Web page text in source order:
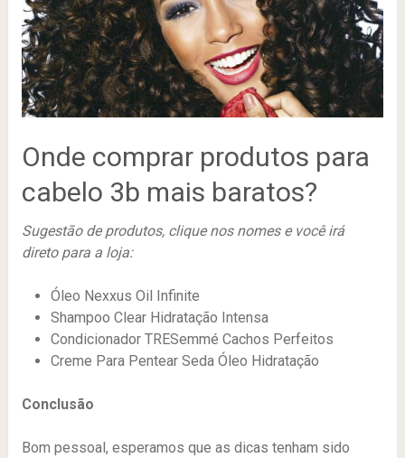
Onde comprar produtos para
cabelo 3b mais baratos?
Sugestão de produtos, clique nos nomes e você irá
direto para a loja:
Óleo Nexxus Oil Infinite
Shampoo Clear Hidratação Intensa
Condicionador TRESemmé Cachos Perfeitos
Creme Para Pentear Seda Óleo Hidratação
Conclusão
Bom pessoal, esperamos que as dicas tenham sido